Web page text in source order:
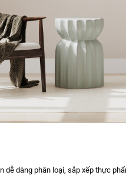
dễ dàng phân loại, sắp xếp thực